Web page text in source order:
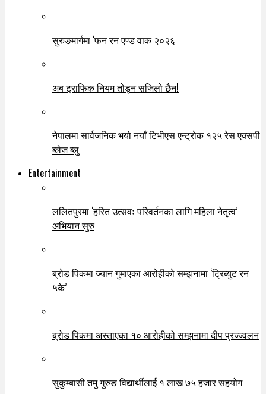
सुरुङमार्गमा ‘फन रन एण्ड वाक २०२६
अब ट्राफिक नियम तोड्न सजिलो छैन!
नेपालमा सार्वजनिक भयो नयाँ टिभीएस एन्ट्रोक १२५ रेस एक्सपी
ब्लेज ब्लु
Entertainment
ललितपुरमा ‘हरित उत्सवः परिवर्तनका लागि महिला नेतृत्व’
अभियान सुरु
ब्रोड पिकमा ज्यान गुमाएका आरोहीको सम्झनामा ‘ट्रिब्युट रन
५के’
ब्रोड पिकमा अस्ताएका १० आरोहीको सम्झनामा दीप प्रज्ज्वलन
सुकुम्बासी तमु गुरुङ विद्यार्थीलाई १ लाख ७५ हजार सहयोग